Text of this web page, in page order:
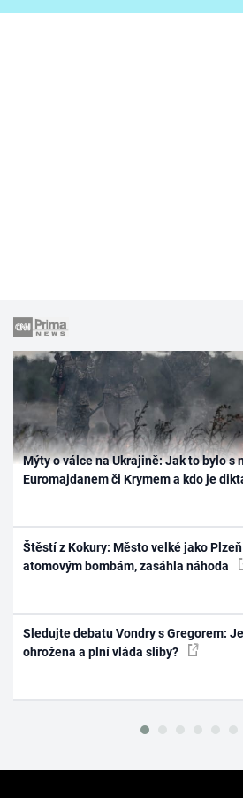
Mýty o válce na Ukrajině: Jak to bylo s
Euromajdanem či Krymem a kdo je
Štěstí z Kokury: Město velké jako
atomovým bombám, zasáhla náhoda
Sledujte debatu Vondry s Gregorem:
ohrožena a plní vláda sliby?